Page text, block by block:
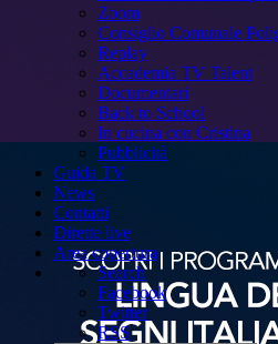
Zoom
Consiglio Comunale
Replay
Accademia TV Talent
Documentari
Back to School
In cucina con Cristina
Pubblicità
Guida TV
News
Contatti
Dirette live
Area copertura
Search
Facebook
Twitter
RSS